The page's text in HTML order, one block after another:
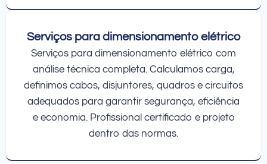
Serviços para dimensionamento elétrico
Serviços para dimensionamento elétrico com
análise técnica completa. Calculamos carga,
definimos cabos, disjuntores, quadros e circuitos
adequados para garantir segurança, eficiência
e economia. Profissional certificado e projeto
dentro das normas.